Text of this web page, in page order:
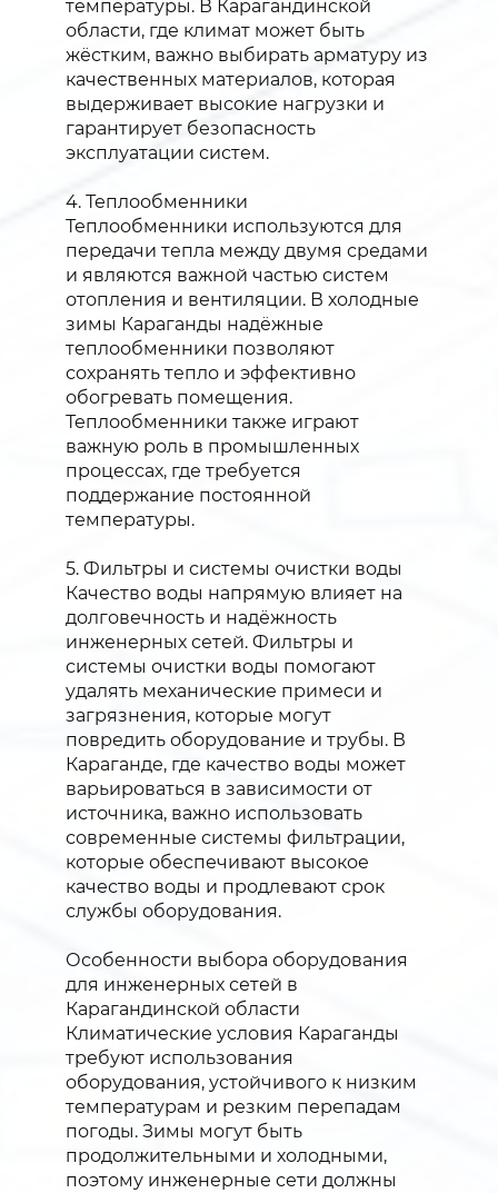
температуры. В Карагандинской
области, где климат может быть
жёстким, важно выбирать арматуру из
качественных материалов, которая
выдерживает высокие нагрузки и
гарантирует безопасность
эксплуатации систем.
4. Теплообменники
Теплообменники используются для
передачи тепла между двумя средами
и являются важной частью систем
отопления и вентиляции. В холодные
зимы Караганды надёжные
теплообменники позволяют
сохранять тепло и эффективно
обогревать помещения.
Теплообменники также играют
важную роль в промышленных
процессах, где требуется
поддержание постоянной
температуры.
5. Фильтры и системы очистки воды
Качество воды напрямую влияет на
долговечность и надёжность
инженерных сетей. Фильтры и
системы очистки воды помогают
удалять механические примеси и
загрязнения, которые могут
повредить оборудование и трубы. В
Караганде, где качество воды может
варьироваться в зависимости от
источника, важно использовать
современные системы фильтрации,
которые обеспечивают высокое
качество воды и продлевают срок
службы оборудования.
Особенности выбора оборудования
для инженерных сетей в
Карагандинской области
Климатические условия Караганды
требуют использования
оборудования, устойчивого к низким
температурам и резким перепадам
погоды. Зимы могут быть
продолжительными и холодными,
поэтому инженерные сети должны